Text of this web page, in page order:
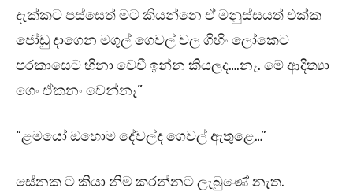
දැක්කට පස්සෙත් මට කියන්නෙ ඒ මනුස්සයත් එක්ක
ජෝඩු දාගෙන මගුල් ගෙවල් වල ගිහිං ලෝකෙට
පරකාසෙට හිනා වෙවී ඉන්න කියලද….නෑ. මේ ආදිත්‍යා
ගෙං ඒකනං වෙන්නෑ”
“ළමයෝ ඔහොම දේවල්ද ගෙවල් ඇතුළෙ…”
සේනක ට කියා නිම කරන්නට ලැබුණේ නැත.